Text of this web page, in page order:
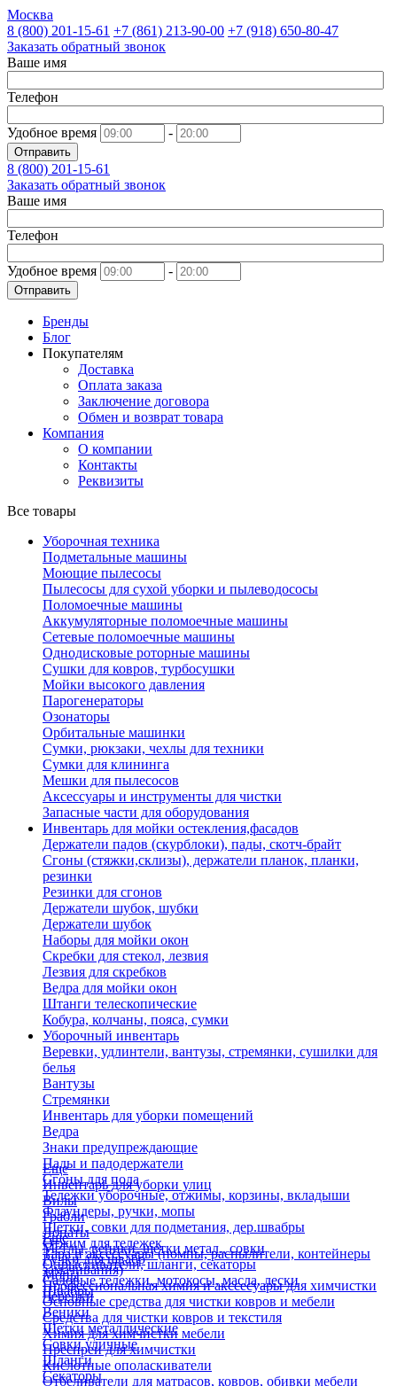
Москва
8 (800) 201-15-61 +7 (861) 213-90-00 +7 (918) 650-80-47
Заказать обратный звонок
Ваше имя
Телефон
Удобное время -
Отправить
8 (800) 201-15-61
Заказать обратный звонок
Ваше имя
Телефон
Удобное время -
Отправить
Бренды
Блог
Покупателям
Доставка
Оплата заказа
Заключение договора
Обмен и возврат товара
Компания
О компании
Контакты
Реквизиты
Все товары
Уборочная техника
Подметальные машины
Моющие пылесосы
Пылесосы для сухой уборки и пылеводососы
Поломоечные машины
Аккумуляторные поломоечные машины
Сетевые поломоечные машины
Однодисковые роторные машины
Сушки для ковров, турбосушки
Мойки высокого давления
Парогенераторы
Озонаторы
Орбитальные машинки
Сумки, рюкзаки, чехлы для техники
Сумки для клининга
Мешки для пылесосов
Аксессуары и инструменты для чистки
Запасные части для оборудования
Инвентарь для мойки остекления,фасадов
Держатели падов (скурблоки), пады, скотч-брайт
Сгоны (стяжки,склизы), держатели планок, планки,
резинки
Резинки для сгонов
Держатели шубок, шубки
Держатели шубок
Наборы для мойки окон
Скребки для стекол, лезвия
Лезвия для скребков
Ведра для мойки окон
Штанги телескопические
Кобура, колчаны, пояса, сумки
Уборочный инвентарь
Веревки, удлинтели, вантузы, стремянки, сушилки для
белья
Вантузы
Стремянки
Инвентарь для уборки помещений
Ведра
Знаки предупреждающие
Пады и падодержатели
Сгоны для пола
Тележки уборочные, отжимы, корзины, вкладыши
Флаундеры, ручки, мопы
Щетки, совки для подметания, дер.швабры
Отжим для тележек
Ручки для швабр
Мопы
Швабры
Еще
Инвентарь для уборки улиц
Вилы
Грабли
Лопаты
Метлы, веники, щетки метал., совки
Опрыскиватели, шланги, секаторы
Садовые тележки, мотокосы, масла, лески
Черенки
Веники
Щетки металлические
Совки уличные
Шланги
Секаторы
Еще
Тара и аксессуары (помпы, распылители, контейнеры
замачивания)
Профессиональная химия и акссесуары для химчистки
Основные средства для чистки ковров и мебели
Средства для чистки ковров и текстиля
Химия для химчистки мебели
Преспреи для химчистки
Кислотные ополаскиватели
Отбеливатели для матрасов, ковров, обивки мебели